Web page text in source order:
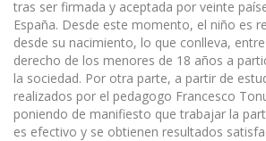
tras ser firmada y aceptada por veinte
España. Desde este momento, el niño es
desde su nacimiento, lo que conlleva,
derecho de los menores de 18 años a
la sociedad. Por otra parte, a partir de
realizados por el pedagogo Francesco
poniendo de manifiesto que trabajar la
es efectivo y se obtienen resultados